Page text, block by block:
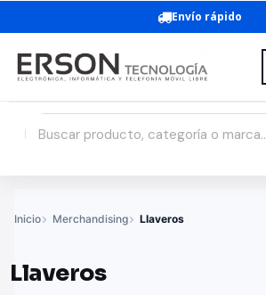
Envío rápido
Inicio Merchandising Llaveros
Llaveros